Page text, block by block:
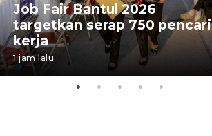
Job Fair Bantul 2026
targetkan serap 750 pencari
kerja
1 jam lalu